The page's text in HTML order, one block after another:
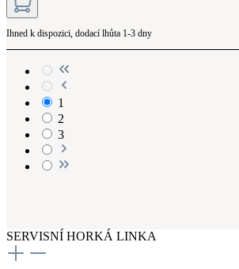
Ihned k dispozici, dodací lhůta 1-3 dny
1
2
3
SERVISNÍ HORKÁ LINKA